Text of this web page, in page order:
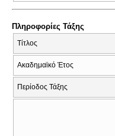
Πληροφορίες Τάξης
Τίτλος
Ακαδημαϊκό Έτος
Περίοδος Τάξης